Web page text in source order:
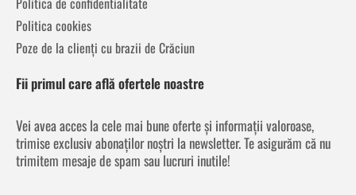
Politica cookies
Poze de la clienți cu brazii de Crăciun
Fii primul care află ofertele noastre
Vei avea acces la cele mai bune oferte și informații valoroase,
trimise exclusiv abonaților noștri la newsletter. Te asigurăm că nu
trimitem mesaje de spam sau lucruri inutile!